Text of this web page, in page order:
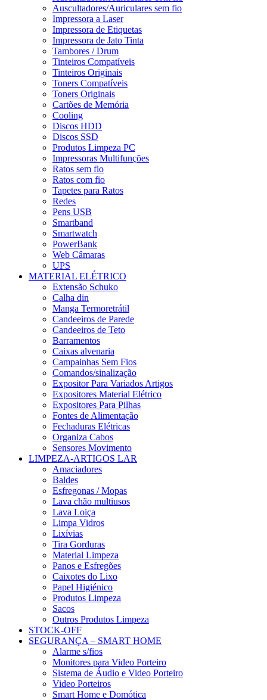
Auscultadores/Auriculares sem fio
Impressora a Laser
Impressora de Etiquetas
Impressora de Jato Tinta
Tambores / Drum
Tinteiros Compatíveis
Tinteiros Originais
Toners Compatíveis
Toners Originais
Cartões de Memória
Cooling
Discos HDD
Discos SSD
Produtos Limpeza PC
Impressoras Multifunções
Ratos sem fio
Ratos com fio
Tapetes para Ratos
Redes
Pens USB
Smartband
Smartwatch
PowerBank
Web Câmaras
UPS
MATERIAL ELÉTRICO
Extensão Schuko
Calha din
Manga Termoretrátil
Candeeiros de Parede
Candeeiros de Teto
Barramentos
Caixas alvenaria
Campainhas Sem Fios
Comandos/sinalização
Expositor Para Variados Artigos
Expositores Material Elétrico
Expositores Para Pilhas
Fontes de Alimentação
Fechaduras Elétricas
Organiza Cabos
Sensores Movimento
LIMPEZA-ARTIGOS LAR
Amaciadores
Baldes
Esfregonas / Mopas
Lava chão multiusos
Lava Loiça
Limpa Vidros
Lixívias
Tira Gorduras
Material Limpeza
Panos e Esfregões
Caixotes do Lixo
Papel Higiénico
Produtos Limpeza
Sacos
Outros Produtos Limpeza
STOCK-OFF
SEGURANÇA – SMART HOME
Alarme s/fios
Monitores para Video Porteiro
Sistema de Áudio e Video Porteiro
Video Porteiros
Smart Home e Domótica